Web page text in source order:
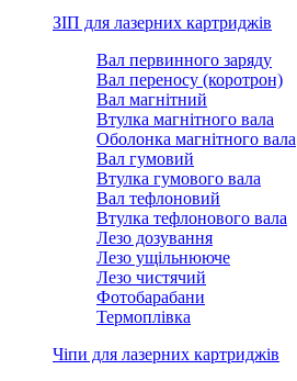
ЗІП для лазерних картриджів
Вал первинного заряду
Вал переносу (коротрон)
Вал магнітний
Втулка магнітного вала
Оболонка магнітного вала
Вал гумовий
Втулка гумового вала
Вал тефлоновий
Втулка тефлонового вала
Лезо дозування
Лезо ущільнююче
Лезо чистячий
Фотобарабани
Термоплівка
Чіпи для лазерних картриджів